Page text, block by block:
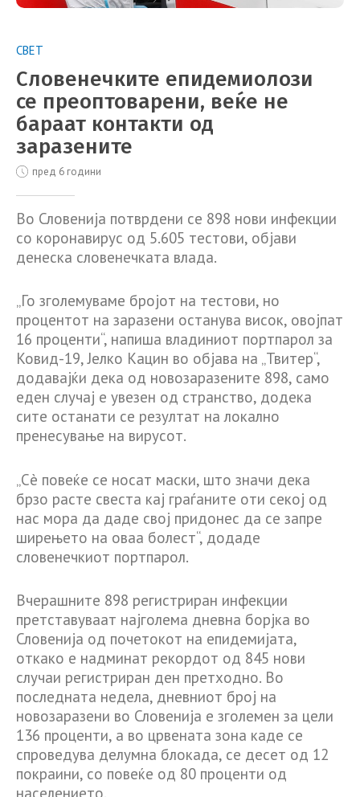
СВЕТ
Словенечките епидемиолози
се преоптоварени, веќе не
бараат контакти од
заразените
пред 6 години
Во Словенија потврдени се 898 нови инфекции
со коронавирус од 5.605 тестови, објави
денеска словенечката влада.
„Го зголемуваме бројот на тестови, но
процентот на заразени останува висок, овојпат
16 проценти“, напиша владиниот портпарол за
Ковид-19, Јелко Кацин во објава на „Твитер“,
додавајќи дека од новозаразените 898, само
еден случај е увезен од странство, додека
сите останати се резултат на локално
пренесување на вирусот.
„Сè повеќе се носат маски, што значи дека
брзо расте свеста кај граѓаните оти секој од
нас мора да даде свој придонес да се запре
ширењето на оваа болест“, додаде
словенечкиот портпарол.
Вчерашните 898 регистриран инфекции
претставуваат најголема дневна борјка во
Словенија од почетокот на епидемијата,
откако е надминат рекордот од 845 нови
случаи регистриран ден претходно. Во
последната недела, дневниот број на
новозаразени во Словенија е зголемен за цели
136 проценти, а во црвената зона каде се
спроведува делумна блокада, се десет од 12
покраини, со повеќе од 80 проценти од
населението.